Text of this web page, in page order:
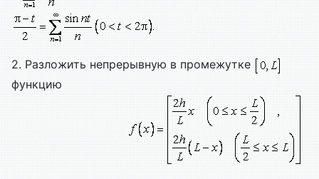
2. Разложить непрерывную в промежутке
функцию